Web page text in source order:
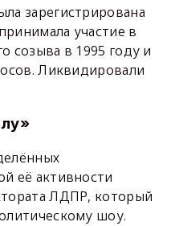
зарегистрирована
участие в
созыва в 1995 году и
Ликвидировали
её активности
ЛДПР, который
шоу.